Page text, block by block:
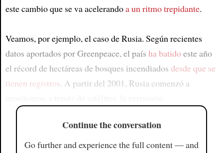
este cambio que se va acelerandoa un ritmo trepidante.
Veamos, por ejemplo, el caso de Rusia. Según recientes
datos aportados por Greenpeace, el país ha batidoeste año
el récord de hectáreas de bosques incendiados desde que se
tienen registros. A partir del 2001, Rusia comenzó a
Continue the conversation
Go further and experience the full content — and